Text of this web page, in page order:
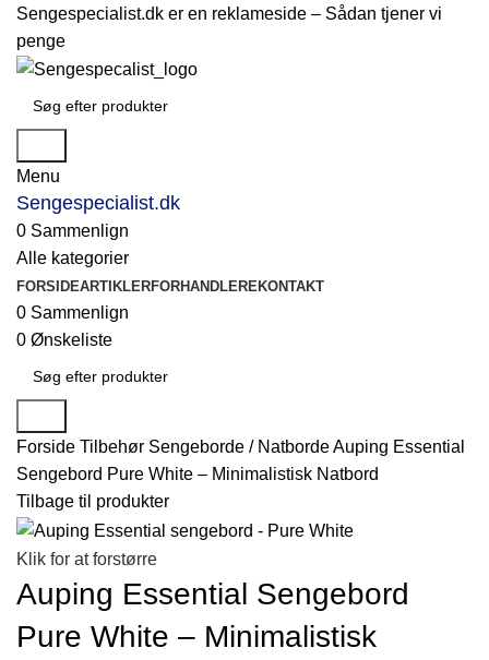
Sengespecialist.dk er en reklameside – Sådan tjener vi
penge
Menu
Sengespecialist.dk
0 Sammenlign
Alle kategorier
FORSIDEARTIKLERFORHANDLEREKONTAKT
0 Sammenlign
0 Ønskeliste
Forside Tilbehør Sengeborde / NatbordeAuping Essential
Sengebord Pure White – Minimalistisk Natbord
Tilbage til produkter
Klik for at forstørre
Auping Essential Sengebord
Pure White – Minimalistisk